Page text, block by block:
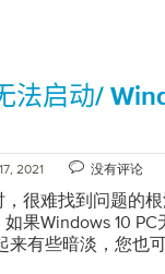
法启动/
2021 没有评论
很难找到问题的
果Windows 10
来有些暗淡，您也